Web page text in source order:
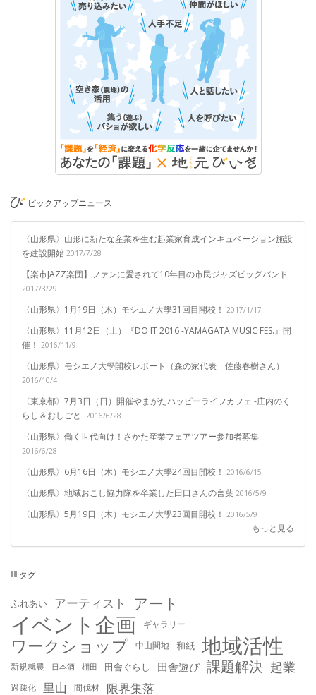
ピックアップニュース
〈山形県〉山形に新たな産業を生む起業家育成インキュベーション施設
を建設開始 2017/7/28
【楽市JAZZ楽団】ファンに愛されて10年目の市民ジャズビッグバンド
2017/3/29
〈山形県〉1月19日（木）モシエノ大學31回目開校！ 2017/1/17
〈山形県〉11月12日（土）『DO IT 2016 -YAMAGATA MUSIC FES.』開
催！
2016/11/9
〈山形県〉モシエノ大學開校レポート（森の家代表 佐藤春樹さん）
2016/10/4
〈東京都〉7月3日（日）開催やまがたハッピーライフカフェ -庄内のく
らし＆おしごと- 2016/6/28
〈山形県〉働く世代向け！さかた産業フェアツアー参加者募集
2016/6/28
〈山形県〉6月16日（木）モシエノ大學24回目開校！ 2016/6/15
〈山形県〉地域おこし協力隊を卒業した田口さんの言葉 2016/5/9
〈山形県〉5月19日（木）モシエノ大學23回目開校！ 2016/5/9
もっと見る
タグ
ふれあい アーティスト アート
イベント企画 ギャラリー
ワークショップ 中山間地 和紙 地域活性
新規就農 日本酒 棚田 田舎ぐらし 田舎遊び 課題解決 起業
過疎化 里山 間伐材 限界集落